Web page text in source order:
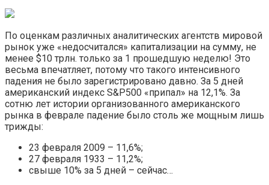
По оценкам различных аналитических агентств мировой
рынок уже «недосчитался» капитализации на сумму, не
менее $10 трлн. только за 1 прошедшую неделю! Это
весьма впечатляет, потому что такого интенсивного
падения не было зарегистрировано давно. За 5 дней
американский индекс S&P500 «припал» на 12,1%. За
сотню лет истории организованного американского
рынка в феврале падение было столь же мощным лишь
трижды:
23 февраля 2009 – 11,6%;
27 февраля 1933 – 11,2%;
свыше 10% за 5 дней – сейчас…